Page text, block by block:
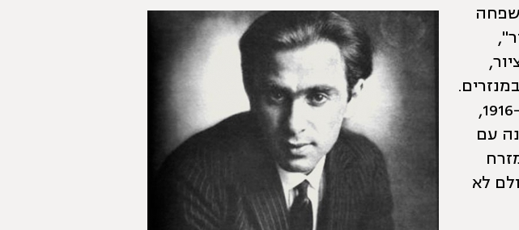
למשפחה
ב-1911 החל ללמוד באקדמיה לאמנות בקייב, ובתום לימודי ב-1916,
עם
לא